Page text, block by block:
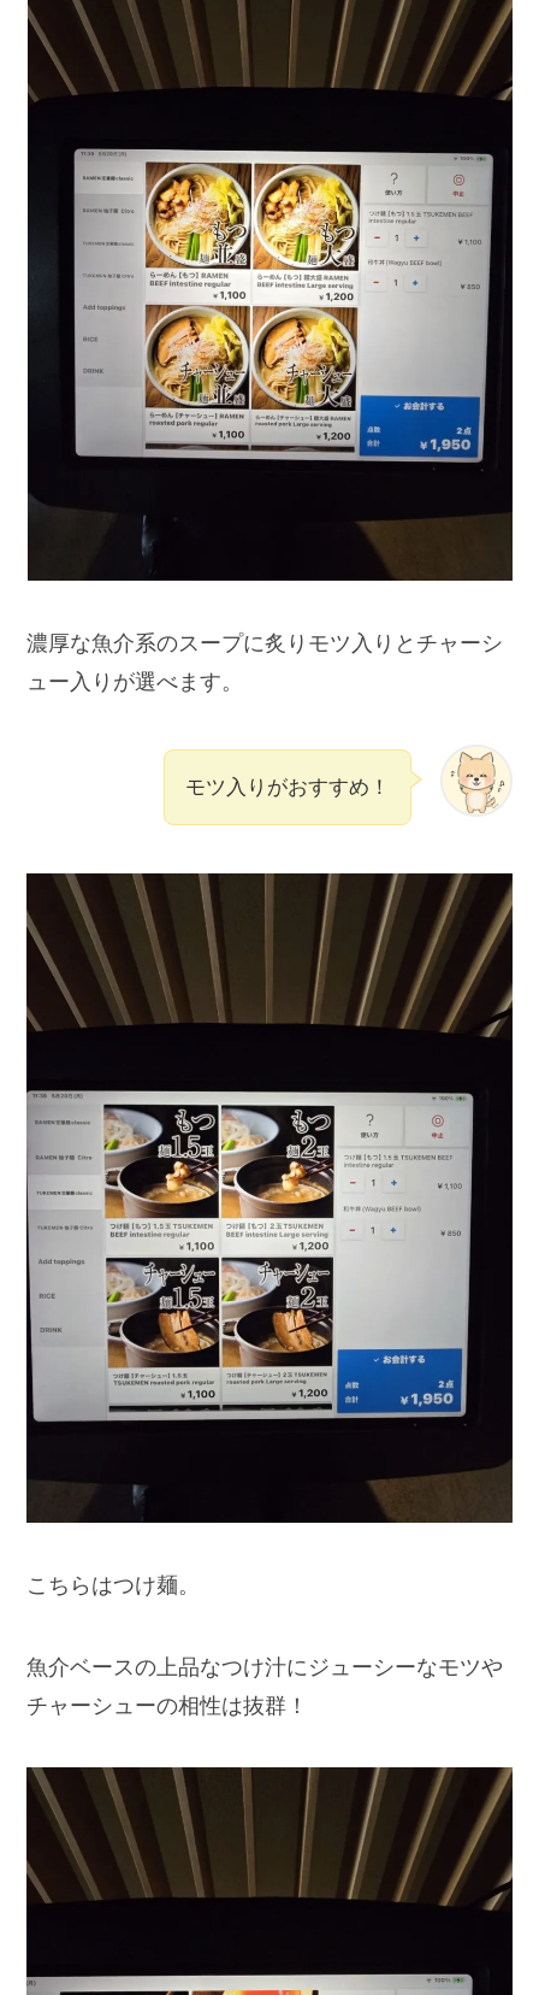
濃厚な魚介系のスープに炙りモツ入りとチャーシ
ュー入りが選べます。
モツ入りがおすすめ！
こちらはつけ麺。
魚介ベースの上品なつけ汁にジューシーなモツや
チャーシューの相性は抜群！